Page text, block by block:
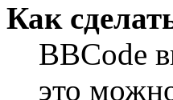
Как
BBCode
это